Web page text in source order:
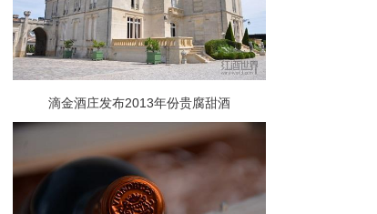
滴金酒庄发布2013年份贵腐甜酒